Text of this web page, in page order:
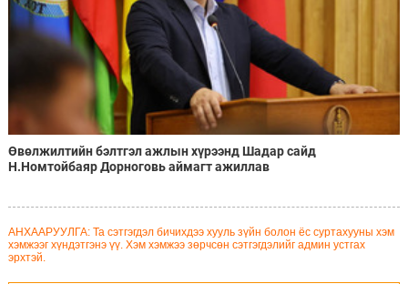
Өвөлжилтийн бэлтгэл ажлын хүрээнд Шадар сайд
Н.Номтойбаяр Дорноговь аймагт ажиллав
АНХААРУУЛГА: Та сэтгэгдэл бичихдээ хууль зүйн болон ёс суртахууны хэм
хэмжээг хүндэтгэнэ үү. Хэм хэмжээ зөрчсөн сэтгэгдэлийг админ устгах
эрхтэй.